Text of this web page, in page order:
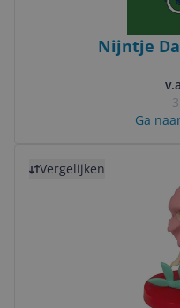
Nijntje
Ga
Vergelijken